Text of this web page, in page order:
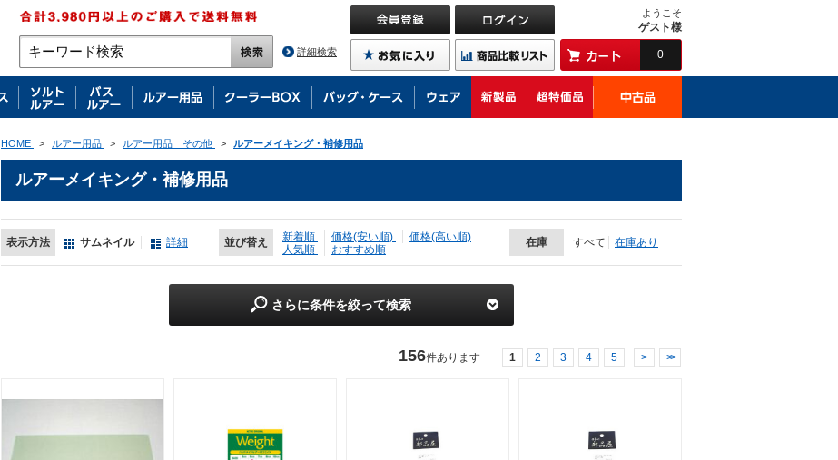
詳細検索
ようこそ
ゲスト様
0
HOME > ルアー用品 > ルアー用品 その他 > ルアーメイキング・補修用品
ルアーメイキング・補修用品
表示方法 サムネイル 詳細 並び替え 新着順 価格(安い順)
価格(高い順)
人気順
おすすめ順
在庫 すべて 在庫あり
さらに条件を絞って検索
156件あります 1 2 3 4 5 > >>